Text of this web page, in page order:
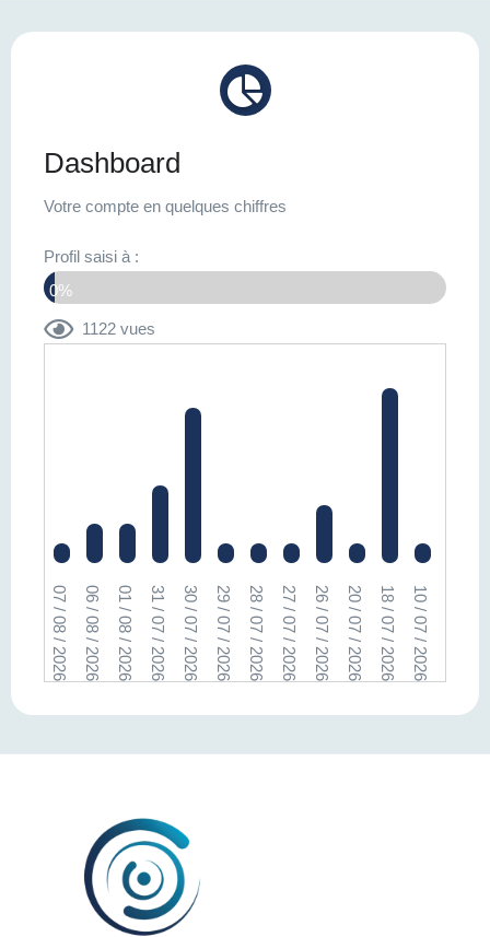
Dashboard
Votre compte en quelques chiffres
Profil saisi à :
0%
1122 vues
10 / 07 / 2026
18 / 07 / 2026
20 / 07 / 2026
26 / 07 / 2026
27 / 07 / 2026
28 / 07 / 2026
29 / 07 / 2026
30 / 07 / 2026
31 / 07 / 2026
01 / 08 / 2026
06 / 08 / 2026
07 / 08 / 2026